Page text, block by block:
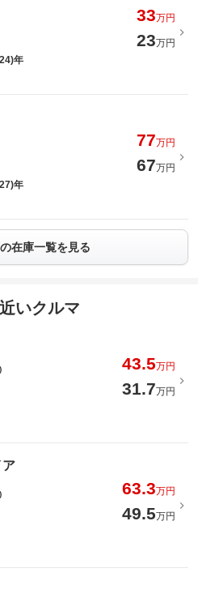
33万円
23万円
年
77万円
67万円
年
在庫一覧を見る
いクルマ
43.5万円
31.7万円
ア
63.3万円
49.5万円